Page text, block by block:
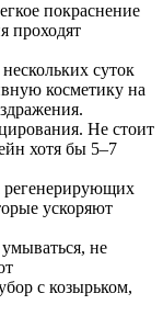
покраснение
проходят
суток
косметику на
Не стоит
хотя бы 5–7
регенерирующих
ускоряют
не
с козырьком,